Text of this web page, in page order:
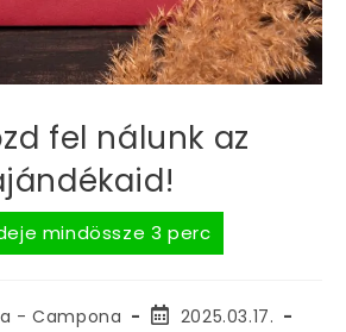
fel nálunk az
- Campona
2025.03.17.